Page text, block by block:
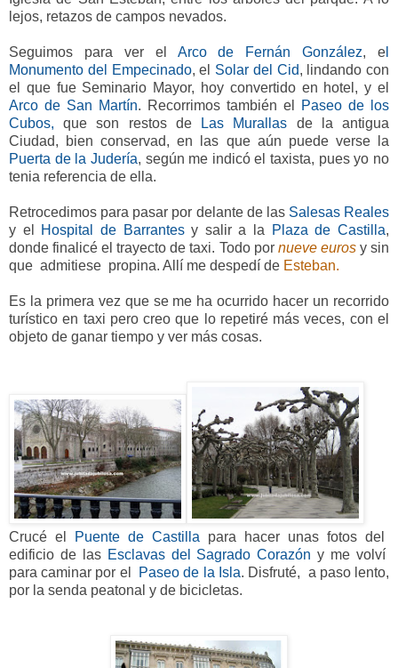
lejos, retazos de campos nevados.
Seguimos para ver el Arco de Fernán González, e
Monumento del Empecinado, el Solar del Cid, lindando con
el que fue Seminario Mayor, hoy convertido en hotel, y el
Arco de San Martín. Recorrimos también el
Paseo de los
Cubos,
que son restos deLas Murallas de la antigua
Ciudad, bien conservad, en las que aún puede verse la
Puerta de la Judería, según me indicó el taxista, pues yo no
tenia referencia de ella.
Retrocedimos para pasar por delante de las Salesas Reales
y el
Hospital de Barrantesy salir a la Plaza de Castilla,
donde finalicé el trayecto de taxi. Todo por nueve eurosy sin
que admitiese propina. Allí me despedí de Esteban.
Es la primera vez que se me ha ocurrido hacer un recorrido
turístico en taxi pero creo que lo repetiré más veces, con el
objeto de ganar tiempo y ver más cosas.
Crucé el Puente de Castilla para hacer unas fotos del
edificio de lasEsclavas del Sagrado Corazóny me volví
para caminar por el
Paseo de la Isla. Disfruté, a paso lento,
por la senda peatonal y de bicicletas.